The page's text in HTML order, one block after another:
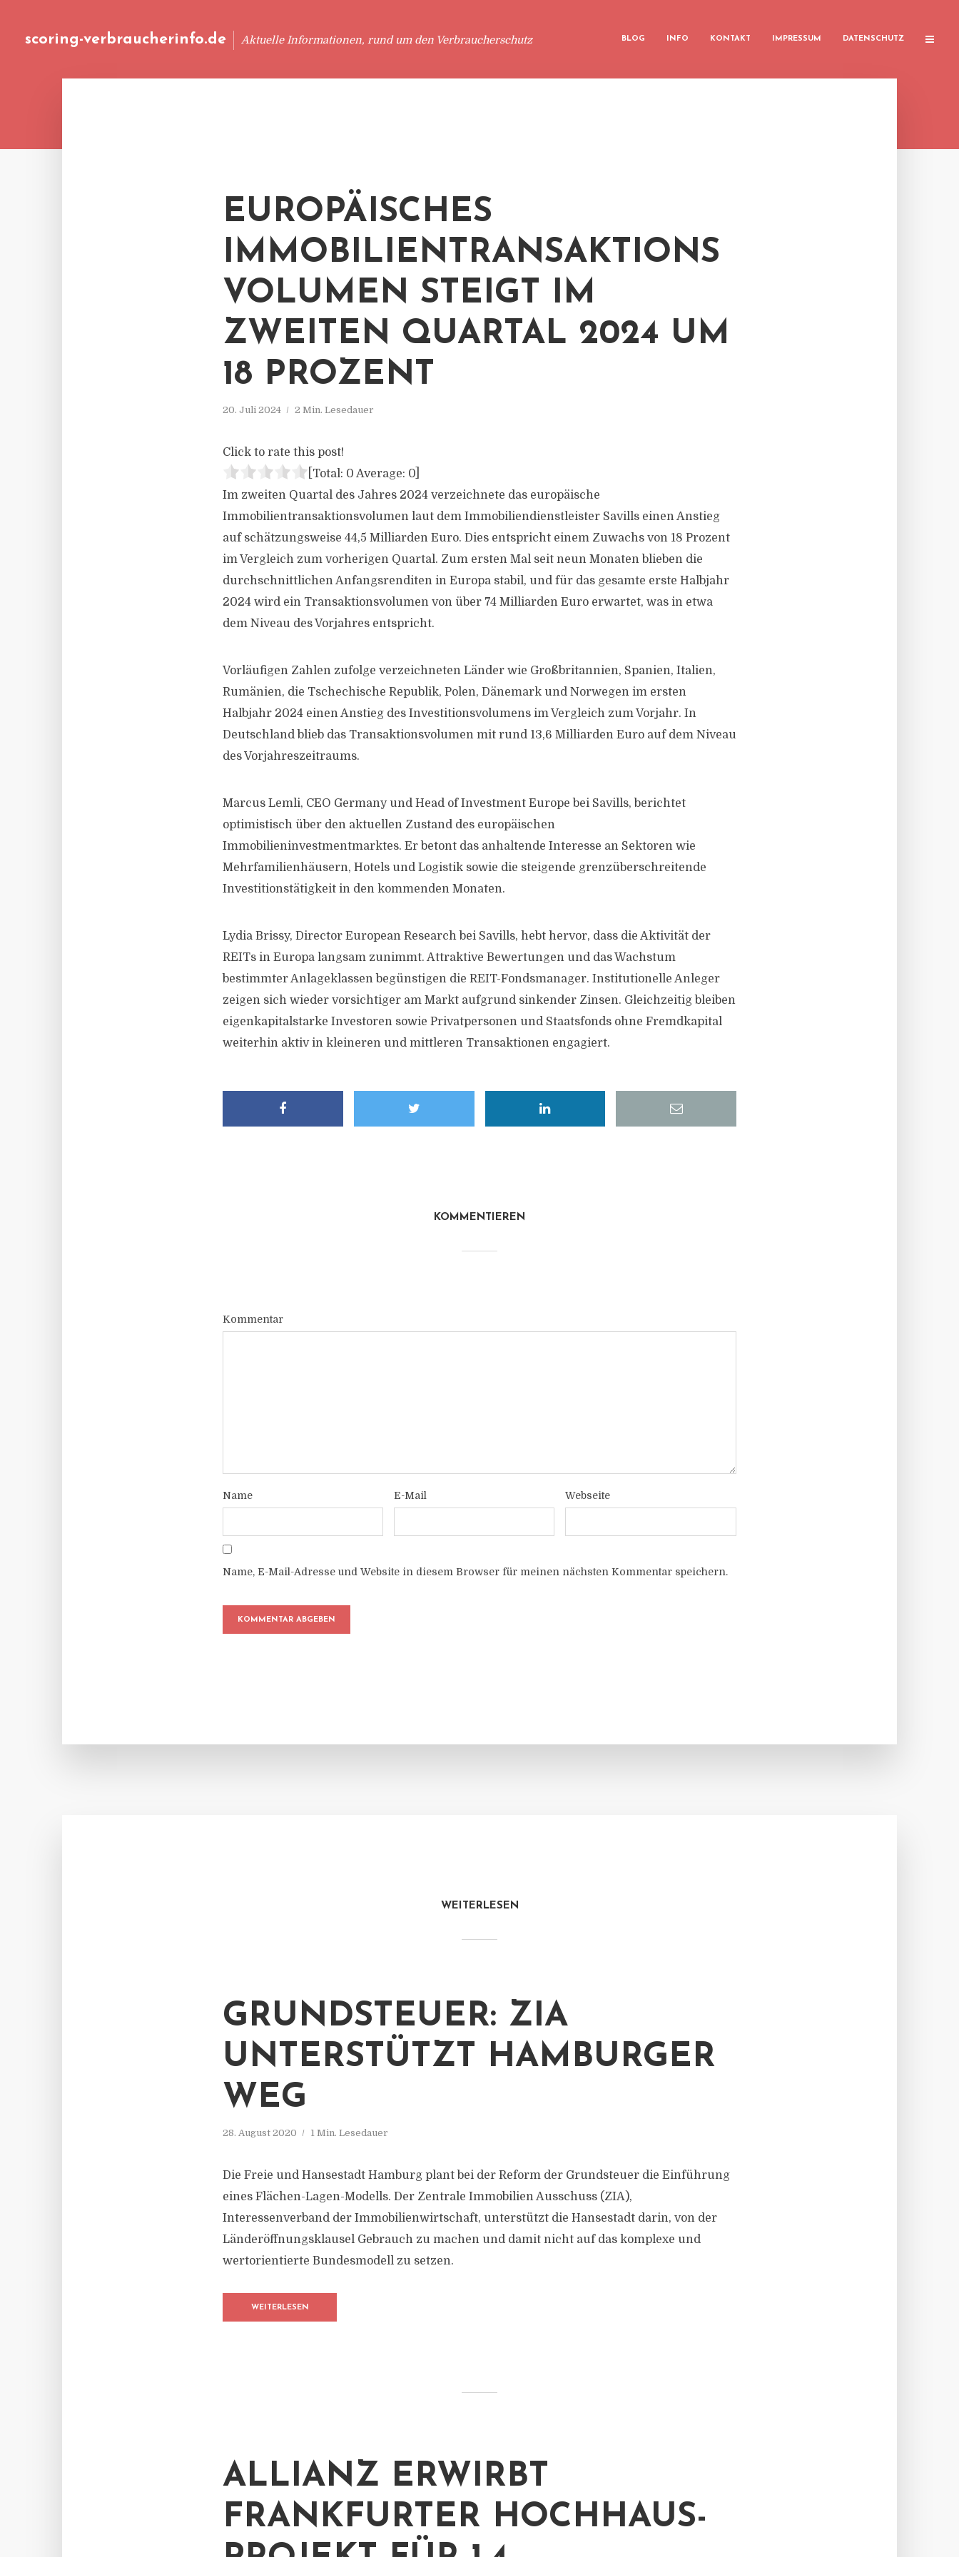
scoring-verbraucherinfo.de Aktuelle Informationen, rund um den Verbraucherschutz BLOG INFO KONTAKT IMPRESSUM DATENSCHUTZ
EUROPÄISCHES
IMMOBILIENTRANSAKTIONS
VOLUMEN STEIGT IM
ZWEITEN QUARTAL 2024 UM
18 PROZENT
20. Juli 2024 2 Min. Lesedauer
Click to rate this post!
[Total: 0 Average: 0
Im zweiten Quartal des Jahres 2024 verzeichnete das europäische
Immobilientransaktionsvolumen laut dem Immobiliendienstleister Savills einen Anstieg
auf schätzungsweise 44,5 Milliarden Euro. Dies entspricht einem Zuwachs von 18 Prozent
im Vergleich zum vorherigen Quartal. Zum ersten Mal seit neun Monaten blieben die
durchschnittlichen Anfangsrenditen in Europa stabil, und für das gesamte erste Halbjahr
2024 wird ein Transaktionsvolumen von über 74 Milliarden Euro erwartet, was in etwa
dem Niveau des Vorjahres entspricht.
Vorläufigen Zahlen zufolge verzeichneten Länder wie Großbritannien, Spanien, Italien,
Rumänien, die Tschechische Republik, Polen, Dänemark und Norwegen im ersten
Halbjahr 2024 einen Anstieg des Investitionsvolumens im Vergleich zum Vorjahr. In
Deutschland blieb das Transaktionsvolumen mit rund 13,6 Milliarden Euro auf dem Niveau
des Vorjahreszeitraums.
Marcus Lemli, CEO Germany und Head of Investment Europe bei Savills, berichtet
optimistisch über den aktuellen Zustand des europäischen
Immobilieninvestmentmarktes. Er betont das anhaltende Interesse an Sektoren wie
Mehrfamilienhäusern, Hotels und Logistik sowie die steigende grenzüberschreitende
Investitionstätigkeit in den kommenden Monaten.
Lydia Brissy, Director European Research bei Savills, hebt hervor, dass die Aktivität der
REITs in Europa langsam zunimmt. Attraktive Bewertungen und das Wachstum
bestimmter Anlageklassen begünstigen die REIT-Fondsmanager. Institutionelle Anleger
zeigen sich wieder vorsichtiger am Markt aufgrund sinkender Zinsen. Gleichzeitig bleiben
eigenkapitalstarke Investoren sowie Privatpersonen und Staatsfonds ohne Fremdkapital
weiterhin aktiv in kleineren und mittleren Transaktionen engagiert.
KOMMENTIEREN
Kommentar
Name E-Mail Webseite
Name, E-Mail-Adresse und Website in diesem Browser für meinen nächsten Kommentar speichern.
WEITERLESEN
GRUNDSTEUER: ZIA
UNTERSTÜTZT HAMBURGER
WEG
28. August 2020 1 Min. Lesedauer
Die Freie und Hansestadt Hamburg plant bei der Reform der Grundsteuer die Einführung
eines Flächen-Lagen-Modells. Der Zentrale Immobilien Ausschuss (ZIA),
Interessenverband der Immobilienwirtschaft, unterstützt die Hansestadt darin, von der
Länderöffnungsklausel Gebrauch zu machen und damit nicht auf das komplexe und
wertorientierte Bundesmodell zu setzen.
WEITERLESEN
ALLIANZ ERWIRBT
FRANKFURTER HOCHHAUS-